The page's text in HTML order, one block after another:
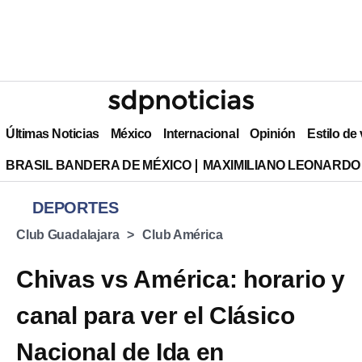
Últimas Noticias México Internacional Opinión Estilo de
BRASIL BANDERA DE MÉXICO MAXIMILIANO
DEPORTES
Club Guadalajara Club América
Chivas vs América: horario y
canal para ver el Clásico
Nacional de Ida en